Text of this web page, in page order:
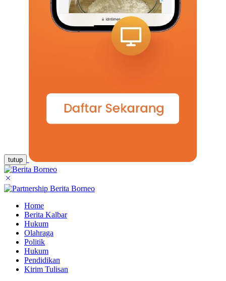
tutup
Home
Berita Kalbar
Hukum
Olahraga
Politik
Hukum
Pendidikan
Kirim Tulisan